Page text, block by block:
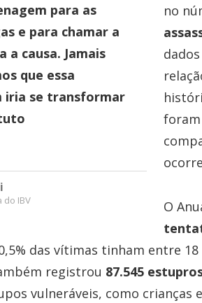
para as
e para chamar a
a causa. Jamais
que essa
iria se transformar
do IBV
no
foram
O
das vítimas tinham entre
registrou 87.545
vulneráveis, como crianças